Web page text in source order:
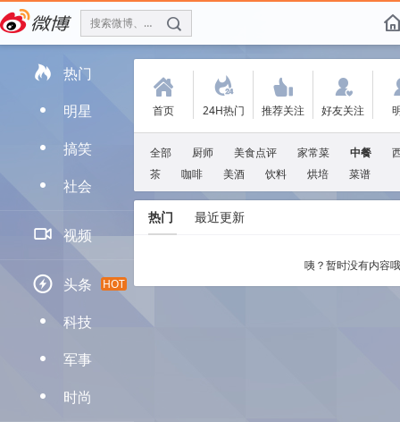
搜索微博、找人 f
 热门
D 明星
D 搞笑
D 社会
 视频
 头条 HOT
D 科技
D 军事
D 时尚
(
首页
.
24H热门
'
推荐关注
:
好友关注
全部 厨师 美食点评 家常菜 中餐
茶
咖啡 美酒 饮料 烘培 菜谱
热门 最近更新
咦？暂时没有内容